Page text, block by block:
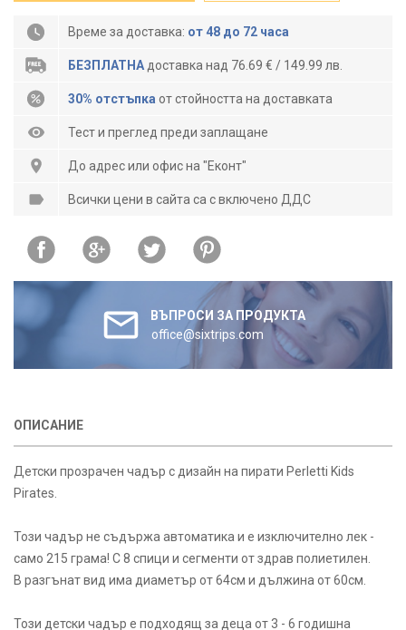
Време за доставка: от 48 до 72 часа
БЕЗПЛАТНА доставка над 76.69 € / 149.99 лв.
30% отстъпка от стойността на доставката
Тест и преглед преди заплащане
До адрес или офис на "Еконт"
Всички цени в сайта са с включено ДДС
ВЪПРОСИ ЗА ПРОДУКТА
office@sixtrips.com
ОПИСАНИЕ
Детски прозрачен чадър с дизайн на пирати Perletti Kids
Pirates.
Този чадър не съдържа автоматика и е изключително лек -
само 215 грама! С 8 спици и сегменти от здрав полиетилен.
В разгънат вид има диаметър от 64см и дължина от 60см.
Този детски чадър е подходящ за деца от 3 - 6 годишна